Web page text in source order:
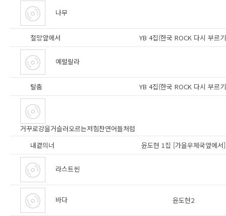
나무
철망앞에서 YB 4집(한국 ROCK 다시 부르
예럴랄라
탈춤 YB 4집(한국 ROCK 다시 부르
거꾸로강을거슬러오르는저힘찬연어들처럼
내곁의너
윤도현 1집 [가을우체국앞에서]
라스트씬
바다 윤도현2